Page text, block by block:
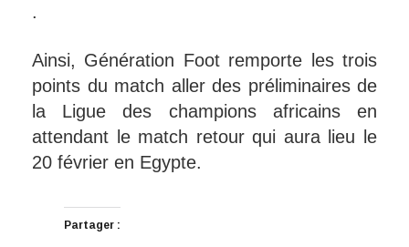
.
Ainsi, Génération Foot remporte les trois
points du match aller des préliminaires de
la Ligue des champions africains en
attendant le match retour qui aura lieu le
20 février en Egypte.
Partager :